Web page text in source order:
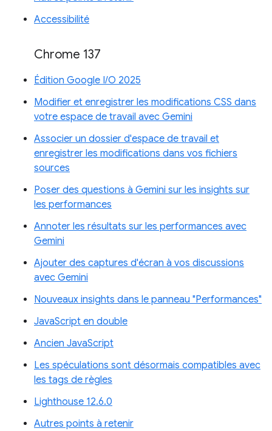
Accessibilité
Chrome 137
Édition Google I/O 2025
Modifier et enregistrer les modifications CSS dans
votre espace de travail avec Gemini
Associer un dossier d'espace de travail et
enregistrer les modifications dans vos fichiers
sources
Poser des questions à Gemini sur les insights sur
les performances
Annoter les résultats sur les performances avec
Gemini
Ajouter des captures d'écran à vos discussions
avec Gemini
Nouveaux insights dans le panneau "Performances"
JavaScript en double
Ancien JavaScript
Les spéculations sont désormais compatibles avec
les tags de règles
Lighthouse 12.6.0
Autres points à retenir